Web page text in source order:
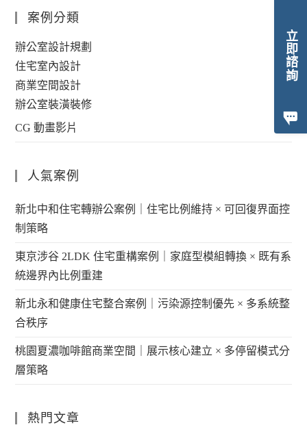
立即諮詢
案例分類
辦公室設計規劃
住宅室內設計
商業空間設計
辦公室裝潢裝修
CG 動畫影片
人氣案例
新北中和住宅轉辦公案例｜住宅比例維持 × 可回復界面控
制策略
東京涉谷 2LDK 住宅重構案例｜家庭型模組轉換 × 既有系
統邊界內比例重建
新北永和健康住宅整合案例｜污染源控制優先 × 多系統整
合秩序
桃園夏濃咖啡館商業空間｜展示核心建立 × 多停留模式分
層策略
熱門文章